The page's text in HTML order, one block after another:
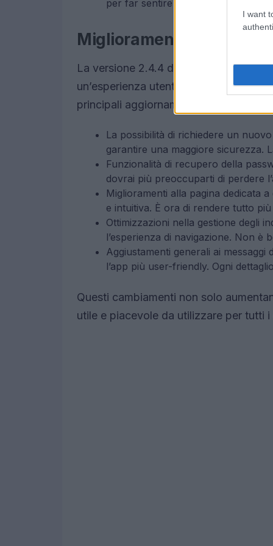
I want
per far sentire la tua voce!
Miglioramenti nella
La versione 2.4.4 dell’app introduce
un’esperienza utente più completa e
principali aggiornamenti:
La possibilità di richiedere un
garantire una maggiore sicurezza.
Funzionalità di recupero della
dovrai più preoccuparti di perdere
Miglioramenti alla pagina dedicata
e intuitiva. È ora di rendere tutto più
Ottimizzazioni nella gestione degli
l’esperienza di navigazione. Non
Aggiustamenti generali ai
l’app più user-friendly. Ogni
Questi cambiamenti non solo
utile e piacevole da utilizzare per tutti